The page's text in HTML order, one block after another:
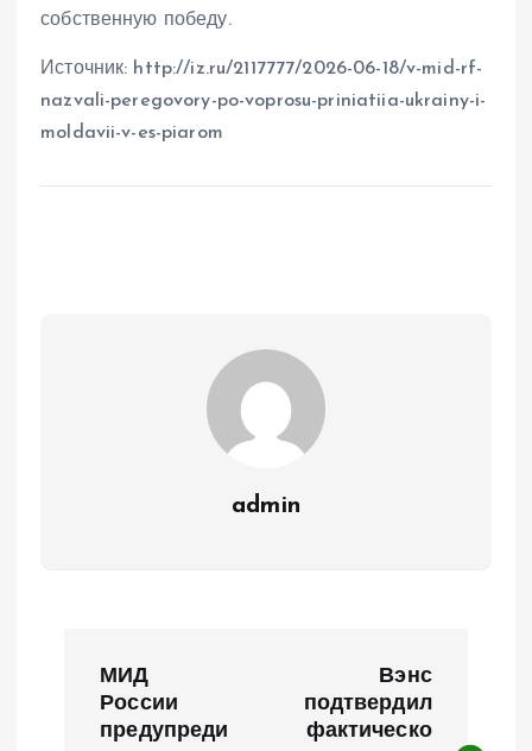
собственную победу.
Источник: http://iz.ru/2117777/2026-06-18/v-mid-rf-
nazvali-peregovory-po-voprosu-priniatiia-ukrainy-i-
moldavii-v-es-piarom
admin
МИД
России
предупреди
Вэнс
подтвердил
фактическо